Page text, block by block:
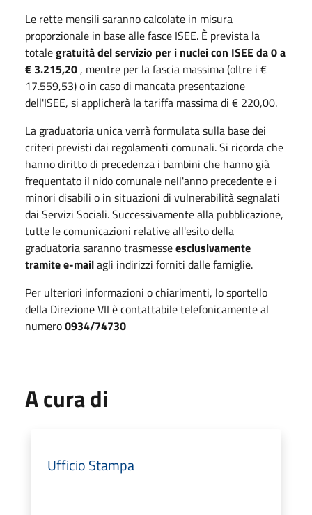
Le rette mensili saranno calcolate in misura
proporzionale in base alle fasce ISEE. È prevista la
totalegratuità del servizio per i nuclei con ISEE da 0 a
€ 3.215,20 , mentre per la fascia massima (oltre i €
17.559,53) o in caso di mancata presentazione
dell'ISEE, si applicherà la tariffa massima di € 220,00.
La graduatoria unica verrà formulata sulla base dei
criteri previsti dai regolamenti comunali.Si ricorda che
hanno diritto di precedenza i bambini che hanno già
frequentato il nido comunale nell'anno precedente e i
minori disabili o in situazioni di vulnerabilità segnalati
dai Servizi Sociali.Successivamente alla pubblicazione,
tutte le comunicazioni relative all'esito della
graduatoria saranno trasmesseesclusivamente
tramite e-mailagli indirizzi forniti dalle famiglie.
Per ulteriori informazioni o chiarimenti, lo sportello
della Direzione VII è contattabile telefonicamente al
numero0934/74730
A cura di
Ufficio Stampa